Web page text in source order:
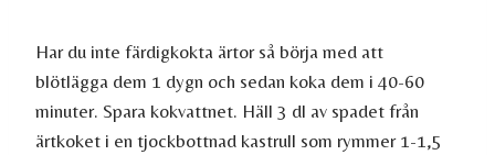
Har du inte färdigkokta ärtor så börja med att
blötlägga dem 1 dygn och sedan koka dem i 40-60
minuter. Spara kokvattnet. Häll 3 dl av spadet från
ärtkoket i en tjockbottnad kastrull som rymmer 1-1,5